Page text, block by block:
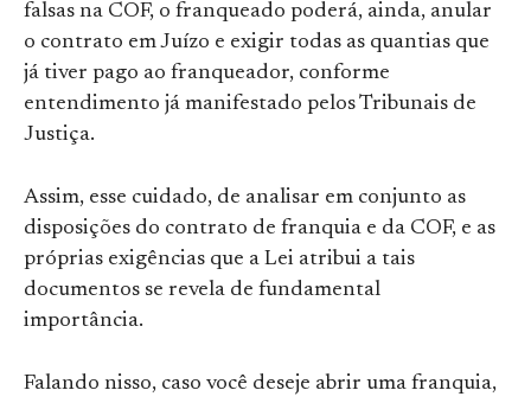
falsas na COF, o franqueado poderá, ainda, anular
o contrato em Juízo e exigir todas as quantias que
já tiver pago ao franqueador, conforme
entendimento já manifestado pelos Tribunais de
Justiça.
Assim, esse cuidado, de analisar em conjunto as
disposições do contrato de franquia e da COF, e as
próprias exigências que a Lei atribui a tais
documentos se revela de fundamental
importância.
Falando nisso, caso você deseje abrir uma franquia,